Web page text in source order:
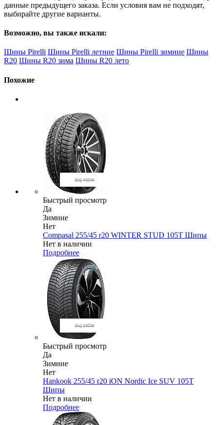
данные предыдущего заказа. Если условия вам не подходят,
выбирайте другие варианты.
Возможно, вы также искали:
Шины Pirelli Шины Pirelli летние Шины Pirelli зимние Шины
R20 Шины R20 зима Шины R20 лето
Похожие
Быстрый просмотр
Да
Зимние
Нет
Compasal 255/45 r20 WINTER STUD 105T Шипы
Нет в наличии
Подробнее
Быстрый просмотр
Да
Зимние
Нет
Hankook 255/45 r20 iON Nordic Ice SUV 105T
Шипы
Нет в наличии
Подробнее